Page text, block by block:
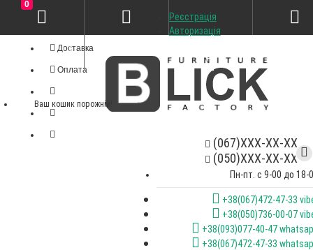
Доставка
Оплата
(067)XXX-XX-XX
(050)XXX-XX-XX
Пн-пт. с 9-00 до 18-
+38(067)472-47-33
+38(050)736-00-07
+38(093)077-40-47
+38(067)472-47-33
Реєстрація
Авторизація
0
Ваш кошик порожній!